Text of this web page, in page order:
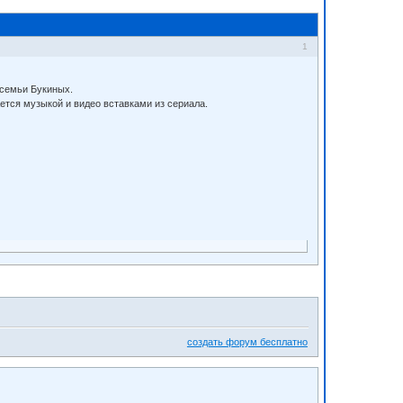
1
Букиных.
музыкой и видео вставками из сериала.
создать форум бесплатно